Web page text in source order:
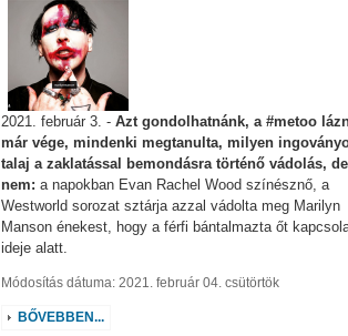
2021. február 3. -Azt gondolhatnánk, a #metoo
már vége, mindenki megtanulta, milyen
talaj a zaklatással bemondásra történő vádolás, de
nem: a napokban Evan Rachel Wood színésznő, a
Westworld sorozat sztárja azzal vádolta meg Marilyn
Manson énekest, hogy a férfi bántalmazta őt
ideje alatt.
Módosítás dátuma: 2021. február 04. csütörtök
BŐVEBBEN...